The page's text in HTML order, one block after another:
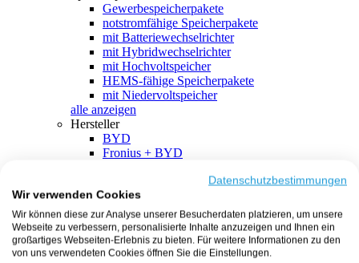
Gewerbespeicherpakete
notstromfähige Speicherpakete
mit Batteriewechselrichter
mit Hybridwechselrichter
mit Hochvoltspeicher
HEMS-fähige Speicherpakete
mit Niedervoltspeicher
alle anzeigen
Hersteller
BYD
Fronius + BYD
SMA + BYD
EcoFlow
EcoFlow + EcoFlow
FENECON
FENECON + FENECON
Datenschutzbestimmungen
Wir verwenden Cookies
Wir können diese zur Analyse unserer Besucherdaten platzieren, um unsere
Webseite zu verbessern, personalisierte Inhalte anzuzeigen und Ihnen ein
großartiges Webseiten-Erlebnis zu bieten. Für weitere Informationen zu den
von uns verwendeten Cookies öffnen Sie die Einstellungen.